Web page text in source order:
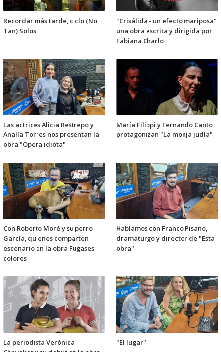
Recordar más tarde, ciclo (No
Tan) Solos
"Crisálida - un efecto mariposa"
una obra escrita y dirigida por
Fabiana Charlo
Las actrices Alicia Restrepo y
Analía Torres nos presentan la
obra "Opera idiota"
María Filippi y Fernando Canto
protagonizan "La monja judía"
Con Roberto Moré y su perro
García, quienes comparten
escenario en la obra Fugases
colores
Hablamos con Franco Pisano,
dramaturgo y director de "Esta
obra"
La periodista Verónica
"El lugar"